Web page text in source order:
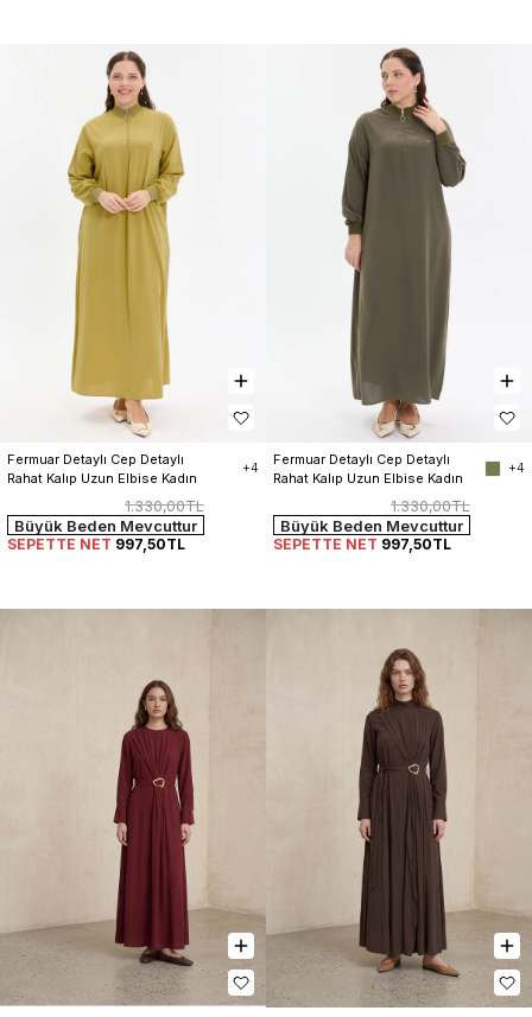
Fermuar Detaylı Cep Detaylı
Rahat Kalıp Uzun Elbise Kadın
+4
1.330,00TL
Büyük Beden Mevcuttur
SEPETTE NET 997,50TL
Fermuar Detaylı Cep Detaylı
Rahat Kalıp Uzun Elbise Kadın
+4
1.330,00TL
Büyük Beden Mevcuttur
SEPETTE NET 997,50TL